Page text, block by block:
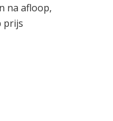
na afloop,
prijs